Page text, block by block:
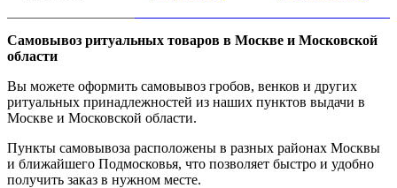
Самовывоз ритуальных товаров в Москве и Московской
области
Вы можете оформить самовывоз гробов, венков и других
ритуальных принадлежностей из наших пунктов выдачи в
Москве и Московской области.
Пункты самовывоза расположены в разных районах Москвы
и ближайшего Подмосковья, что позволяет быстро и удобно
получить заказ в нужном месте.